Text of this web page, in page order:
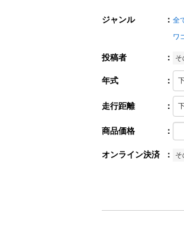
ジャンル ： 全
ワ
投稿者 ： そ
年式 ：
走行距離 ：
商品価格 ：
オンライン決済 ： そ